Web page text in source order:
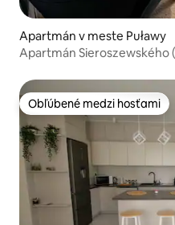
Apartmán v meste Puławy
Apartmán Sieroszewského
Obľúbené medzi hosťami
Obľúbené medzi hosťami